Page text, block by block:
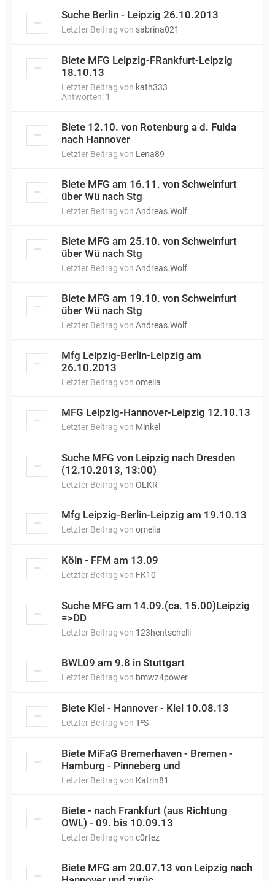
Suche Berlin - Leipzig 26.10.2013
Letzter Beitrag von sabrina021
Biete MFG Leipzig-FRankfurt-Leipzig
18.10.13
Letzter Beitrag von kath333
Antworten: 1
Biete 12.10. von Rotenburg a d. Fulda
nach Hannover
Letzter Beitrag von Lena89
Biete MFG am 16.11. von Schweinfurt
über Wü nach Stg
Letzter Beitrag von Andreas.Wolf
Biete MFG am 25.10. von Schweinfurt
über Wü nach Stg
Letzter Beitrag von Andreas.Wolf
Biete MFG am 19.10. von Schweinfurt
über Wü nach Stg
Letzter Beitrag von Andreas.Wolf
Mfg Leipzig-Berlin-Leipzig am
26.10.2013
Letzter Beitrag von omelia
MFG Leipzig-Hannover-Leipzig 12.10.13
Letzter Beitrag von Minkel
Suche MFG von Leipzig nach Dresden
(12.10.2013, 13:00)
Letzter Beitrag von OLKR
Mfg Leipzig-Berlin-Leipzig am 19.10.13
Letzter Beitrag von omelia
Köln - FFM am 13.09
Letzter Beitrag von FK10
Suche MFG am 14.09.(ca. 15.00)Leipzig
=>DD
Letzter Beitrag von 123hentschelli
BWL09 am 9.8 in Stuttgart
Letzter Beitrag von bmwz4power
Biete Kiel - Hannover - Kiel 10.08.13
Letzter Beitrag von T²S
Biete MiFaG Bremerhaven - Bremen -
Hamburg - Pinneberg und
Letzter Beitrag von Katrin81
Biete - nach Frankfurt (aus Richtung
OWL) - 09. bis 10.09.13
Letzter Beitrag von c0rtez
Biete MFG am 20.07.13 von Leipzig nach